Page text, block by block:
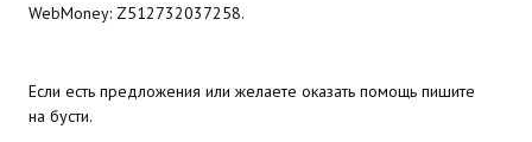
WebMoney: Z512732037258.
Если есть предложения или желаете оказать помощь пишите
на бусти.